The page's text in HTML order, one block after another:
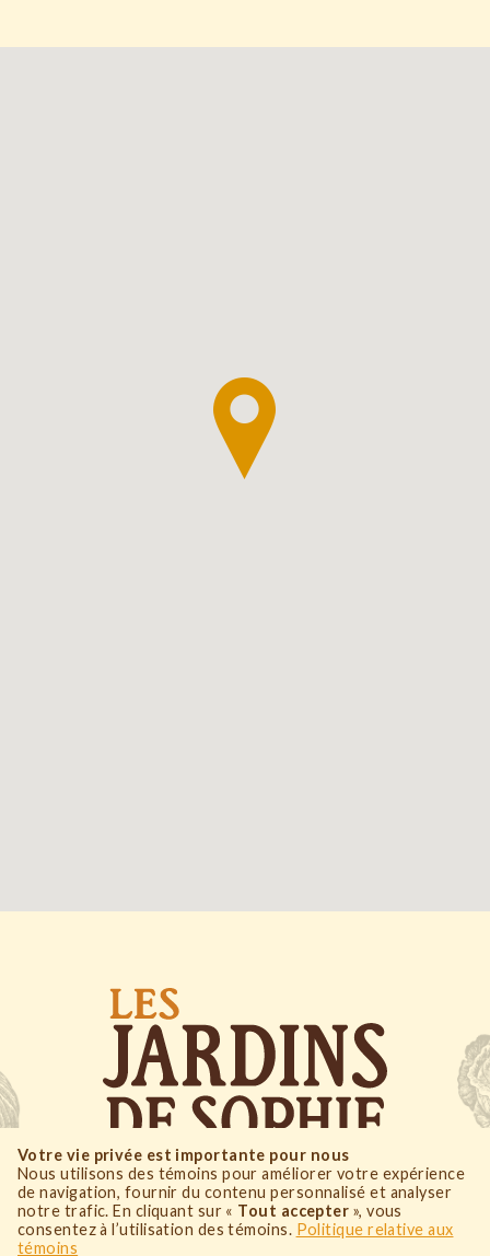
515, Anse-à-Pelletier
Votre vie privée est importante pour nous
Nous utilisons des témoins pour améliorer votre expérience
de navigation, fournir du contenu personnalisé et analyser
notre trafic. En cliquant sur « Tout accepter », vous
consentez à l’utilisation des témoins. Politique relative aux
témoins